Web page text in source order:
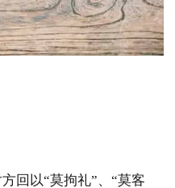
回以“莫拘礼”、“莫客